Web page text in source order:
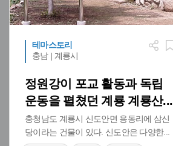
테마스토리
충남 | 계룡시
정원강이 포교 활동과 독립
운동을 펼쳤던 계룡 계룡산...
충청남도 계룡시 신도안면 용동리에 삼신
당이라는 건물이 있다. 신도안은 다양한...